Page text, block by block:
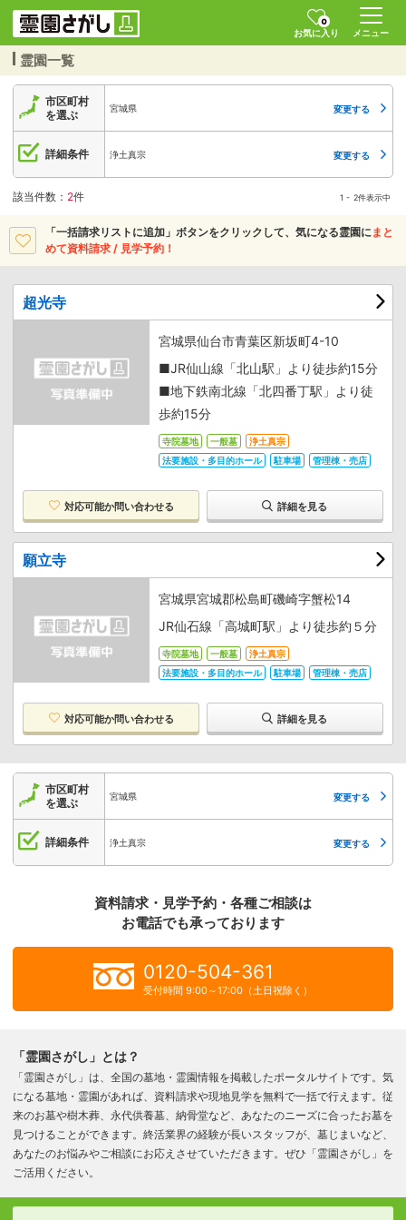
0
お気に入り
メニュー
霊園一覧
市区町村
を選ぶ
宮城県 変更する
詳細条件 浄土真宗 変更する
該当件数： 2件 1 - 2件表示中
「一括請求リストに追加」ボタンをクリックして、 気になる霊園にまと
めて資料請求 / 見学予約！
超光寺
宮城県仙台市青葉区新坂町4-10
■JR仙山線「北山駅」より徒歩約15分
■地下鉄南北線「北四番丁駅」より徒
歩約15分
寺院墓地 一般墓
浄土真宗
法要施設・多目的ホール
駐車場 管理棟・売店
対応可能か問い合わせる 詳細を見る
願立寺
宮城県宮城郡松島町磯崎字蟹松14
JR仙石線「高城町駅」より徒歩約５分
寺院墓地 一般墓
浄土真宗
法要施設・多目的ホール
駐車場 管理棟・売店
対応可能か問い合わせる 詳細を見る
市区町村
を選ぶ
宮城県 変更する
詳細条件 浄土真宗 変更する
資料請求・見学予約・各種ご相談は
お電話でも承っております
0120-504-361
受付時間 9:00～17:00（土日祝除く）
「霊園さがし」とは？
「霊園さがし」は、全国の墓地・霊園情報を掲載したポータルサイトです。気
になる墓地・霊園があれば、資料請求や現地見学を無料で一括で行えます。従
来のお墓や樹木葬、永代供養墓、納骨堂など、あなたのニーズに合ったお墓を
見つけることができます。終活業界の経験が長いスタッフが、墓じまいなど、
あなたのお悩みやご相談にお応えさせていただきます。ぜひ「霊園さがし」を
ご活用ください。